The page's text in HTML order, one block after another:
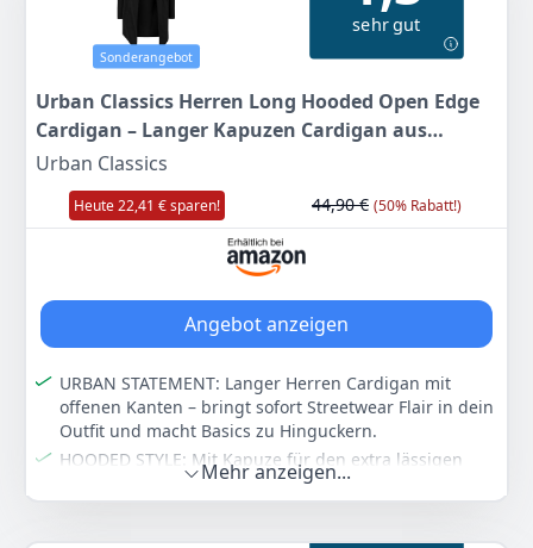
Sonderangebot
sehr gut
Urban Classics Herren Long Hooded Open Edge
Cardigan – Langer Kapuzen Cardigan aus
Baumwolle im Loose Fit, offener Schnitt mit
offenen Kanten für Streetwear &
Freizeit,Schwarz,XL
Urban Classics
Heute 22,41 € sparen! 44,90 € (50% Rabatt!)
Angebot anzeigen
URBAN STATEMENT: Langer Herren Cardigan mit
offenen Kanten – bringt sofort Streetwear Flair in dein
Outfit und macht Basics zu Hinguckern.
HOODED STYLE: Mit Kapuze für den extra lässigen
Look – ideal für Layering über T-Shirts, Hoodies oder
Longsleeves.
Mehr anzeigen...